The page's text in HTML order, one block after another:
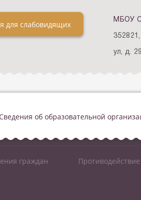
для слабовидящих МБОУ
ул, д. 29
об образовательной
граждан